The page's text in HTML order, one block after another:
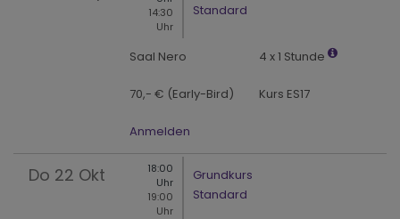
14:30
Uhr
Standard
Saal Nero 4 x 1 Stunde
70,- € (Early-Bird) Kurs ES17
Anmelden
Do 22 Okt
18:00
Uhr
19:00
Uhr
Grundkurs
Standard